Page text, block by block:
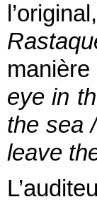
eye in
the sea
leave